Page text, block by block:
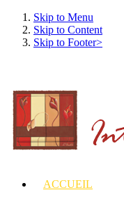
Skip to Menu
Skip to Content
Skip to Footer>
ACCUEIL